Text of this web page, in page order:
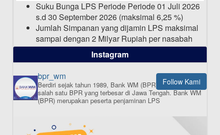
Suku Bunga LPS Periode Periode 01 Juli 2026
s.d 30 September 2026 (maksimal 6,25 %)
Jumlah Simpanan yang dijamin LPS maksimal
sampai dengan 2 Milyar Rupiah per nasabah
dalam satu bank
ISI APLIKASI SEKARANG
Instagram
Follow Kami
bpr_wm
Berdiri sejak tahun 1989, Bank WM (BPR) merupakan
salah satu BPR yang terbesar di Jawa Tengah.Bank WM
(BPR) merupakan peserta penjaminan LPS